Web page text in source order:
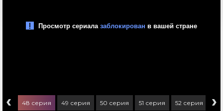
‹ 48 серия 49 серия 50 серия 51 серия 52 серия 53
›